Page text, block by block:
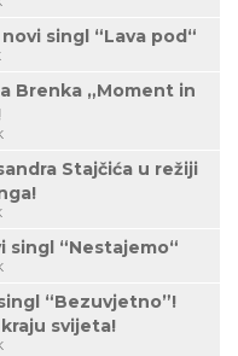
singl “Lava pod“
Brenka „Moment in
Stajčića u režiji
singl “Nestajemo“
“Bezuvjetno”!
svijeta!